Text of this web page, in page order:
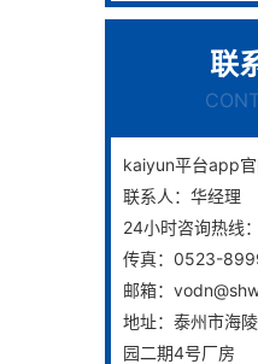
联
kaiyun平台app
联系人： 华经理
24小时咨询热线：
传真： 0523-
邮箱：
地址： 泰州市海
园二期4号厂房